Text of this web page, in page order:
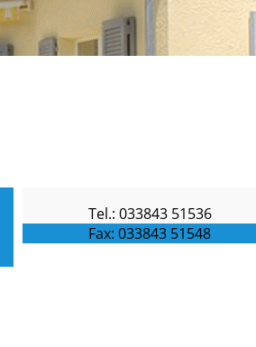
Tel.: 033843 51536
Fax: 033843 51548